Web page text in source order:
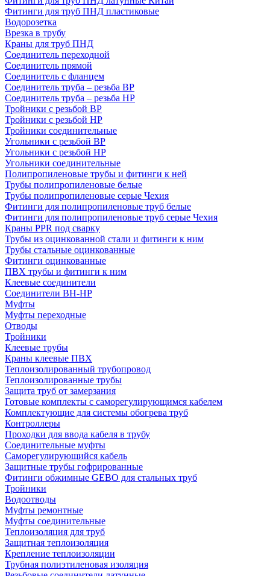
Фитинги для труб ПНД пластиковые
Водорозетка
Врезка в трубу
Краны для труб ПНД
Соединитель переходной
Соединитель прямой
Соединитель с фланцем
Соединитель труба – резьба ВР
Соединитель труба – резьба НР
Тройники с резьбой ВР
Тройники с резьбой НР
Тройники соединительные
Угольники с резьбой ВР
Угольники с резьбой НР
Угольники соединительные
Полипропиленовые трубы и фитинги к ней
Трубы полипропиленовые белые
Трубы полипропиленовые серые Чехия
Фитинги для полипропиленовые труб белые
Фитинги для полипропиленовые труб серые Чехия
Краны PPR под сварку
Трубы из оцинкованной стали и фитинги к ним
Трубы стальные оцинкованные
Фитинги оцинкованные
ПВХ трубы и фитинги к ним
Клеевые соединители
Соединители ВН-НР
Муфты
Муфты переходные
Отводы
Тройники
Клеевые трубы
Краны клеевые ПВХ
Теплоизолированный трубопровод
Теплоизолированные трубы
Защита труб от замерзания
Готовые комплекты с саморегулирующимся кабелем
Комплектующие для системы обогрева труб
Контроллеры
Проходки для ввода кабеля в трубу
Соединительные муфты
Саморегулирующийся кабель
Защитные трубы гофрированные
Фитинги обжимные GEBO для стальных труб
Тройники
Водоотводы
Муфты ремонтные
Муфты соединительные
Теплоизоляция для труб
Защитная теплоизоляция
Крепление теплоизоляции
Трубная полиэтиленовая изоляция